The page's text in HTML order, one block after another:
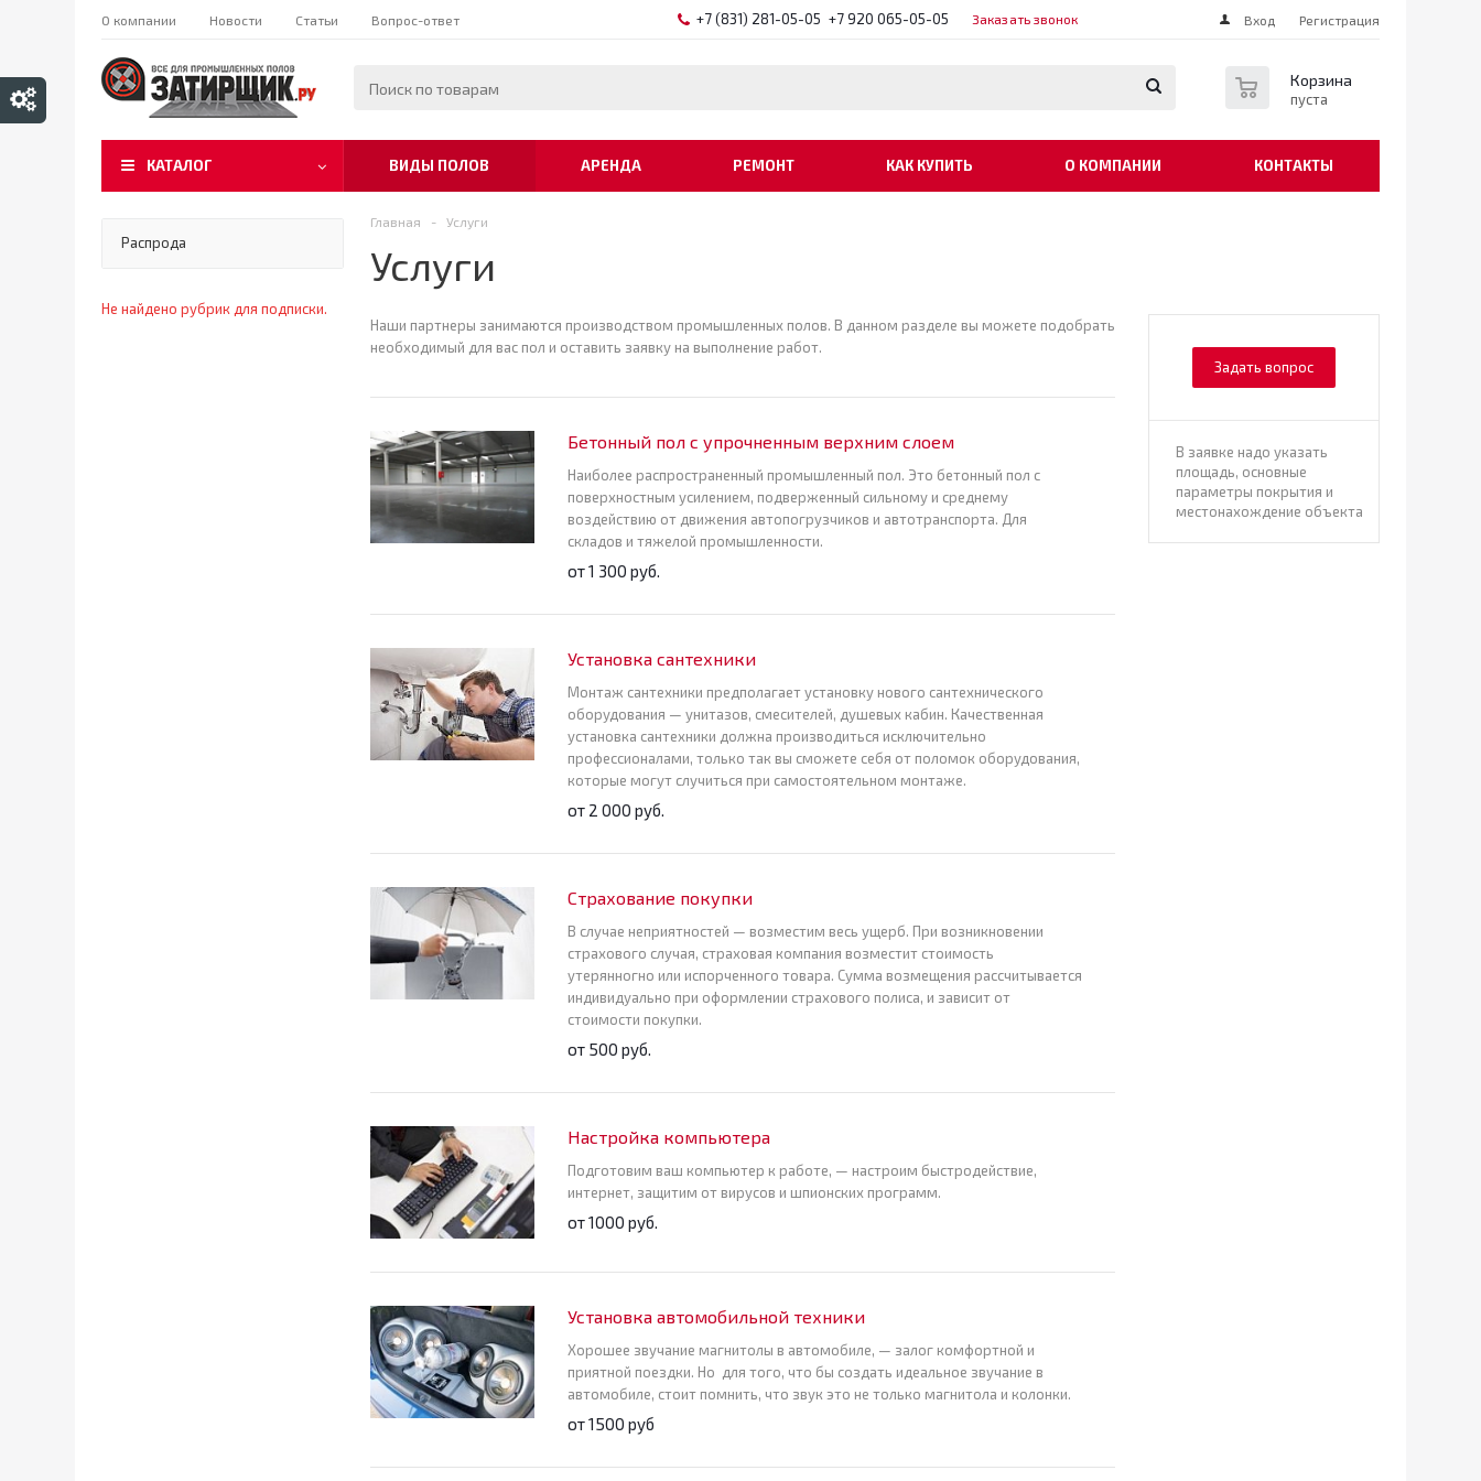
О компании Новости Статьи Вопрос-ответ +7 (831) 281-05-05 +7 920 065-05-05 Заказать звонок Вход Регистрация
Корзина
пуста
КАТАЛОГ ВИДЫ ПОЛОВ АРЕНДА РЕМОНТ КАК КУПИТЬ О КОМПАНИИ КОНТАКТЫ
Распрода
Не найдено рубрик для подписки.
Главная - Услуги
Услуги
Задать вопрос
В заявке надо указать
площадь, основные
параметры покрытия и
местонахождение объекта
Наши партнеры занимаются производством промышленных полов. В данном разделе вы можете подобрать
необходимый для вас пол и оставить заявку на выполнение работ.
Бетонный пол с упрочненным верхним слоем
Наиболее распространенный промышленный пол. Это бетонный пол с
поверхностным усилением, подверженный сильному и среднему
воздействию от движения автопогрузчиков и автотранспорта. Для
складов и тяжелой промышленности.
от 1 300 руб.
Установка сантехники
Монтаж сантехники предполагает установку нового сантехнического
оборудования — унитазов, смесителей, душевых кабин. Качественная
установка сантехники должна производиться исключительно
профессионалами, только так вы сможете себя от поломок оборудования,
которые могут случиться при самостоятельном монтаже.
от 2 000 руб.
Страхование покупки
В случае неприятностей — возместим весь ущерб. При возникновении
страхового случая, страховая компания возместит стоимость
утерянногно или испорченного товара. Сумма возмещения рассчитывается
индивидуально при оформлении страхового полиса, и зависит от
стоимости покупки.
от 500 руб.
Настройка компьютера
Подготовим ваш компьютер к работе, — настроим быстродействие,
интернет, защитим от вирусов и шпионских программ.
от 1000 руб.
Установка автомобильной техники
Хорошее звучание магнитолы в автомобиле, — залог комфортной и
приятной поездки. Но для того, что бы создать идеальное звучание в
автомобиле, стоит помнить, что звук это не только магнитола и колонки.
от 1500 руб